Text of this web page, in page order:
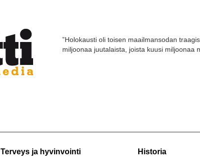
”Holokausti oli toisen maailmansodan
miljoonaa juutalaista, joista kuusi miljoonaa
Terveys ja hyvinvointi Historia